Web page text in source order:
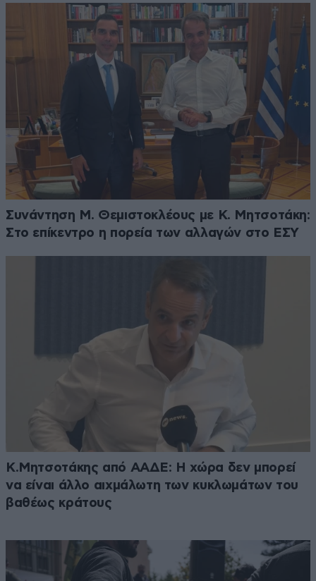
Συνάντηση Μ. Θεμιστοκλέους με Κ. Μητσοτάκη:
Στο επίκεντρο η πορεία των αλλαγών στο ΕΣΥ
Κ.Μητσοτάκης από ΑΑΔΕ: Η χώρα δεν μπορεί
να είναι άλλο αιχμάλωτη των κυκλωμάτων του
βαθέως κράτους